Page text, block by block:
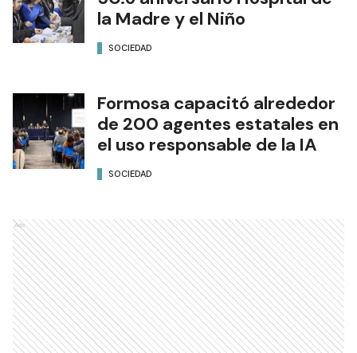
la Madre y el Niño
SOCIEDAD
Formosa capacitó alrededor
de 200 agentes estatales en
el uso responsable de la IA
SOCIEDAD
Ads